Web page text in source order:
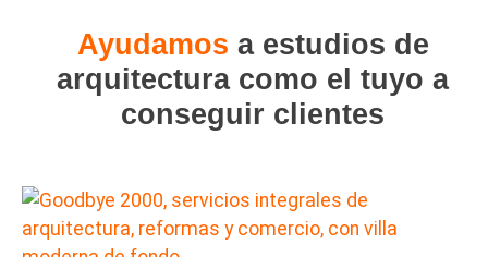
Ayudamos a estudios de
arquitectura como el tuyo a
conseguir clientes